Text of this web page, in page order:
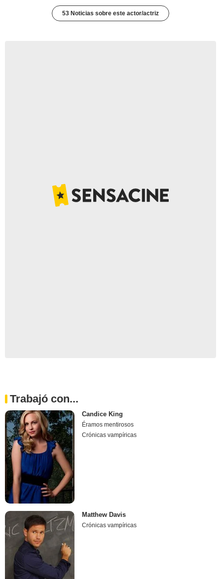
53 Noticias sobre este actor/actriz
Trabajó con...
Candice King
Éramos mentirosos
Crónicas vampíricas
Matthew Davis
Crónicas vampíricas